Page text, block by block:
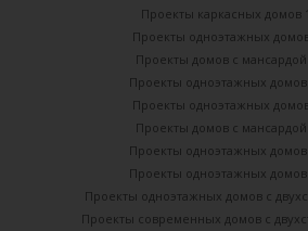
Проекты каркасных домов
Проекты одноэтажных
Проекты домов с мансардой
Проекты одноэтажных домов
Проекты одноэтажных
Проекты домов с мансардой
Проекты одноэтажных домов
Проекты одноэтажных домов
Проекты одноэтажных домов с
Проекты современных домов с